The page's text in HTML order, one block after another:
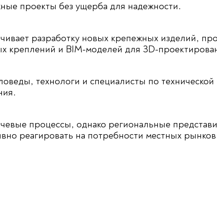
проекты без ущерба для надежности.
разработку новых крепежных изделий,
креплений и BIM-моделей для 3D-
технологи и специалисты по
процессы, однако региональные
реагировать на потребности местных